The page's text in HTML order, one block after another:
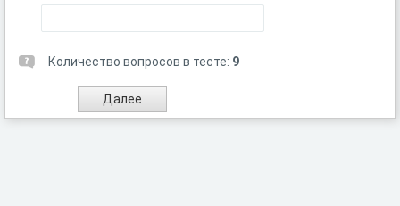
Количество вопросов в тесте: 9